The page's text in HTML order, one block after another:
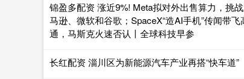
锦盈多配资 涨近9%! Meta拟对外出售算力，挑
马逊、微软和谷歌；SpaceX“造AI手机”传闻带飞
通，马斯克火速否认丨全球科技早参
长红配资 淄川区为新能源汽车产业再搭“快车道”